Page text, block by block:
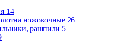
14
ножовочные 26
рашпили 5